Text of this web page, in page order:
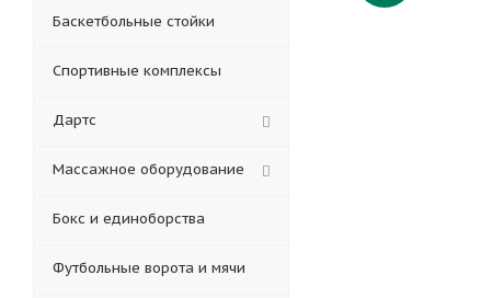
Баскетбольные стойки
Спортивные комплексы
Дартс
Массажное оборудование
Бокс и единоборства
Футбольные ворота и мячи